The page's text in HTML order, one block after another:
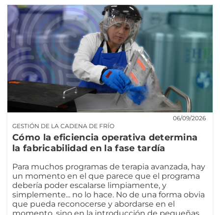
GESTIÓN DE LA CADENA DE FRÍO
06/09/2026
Cómo la eficiencia operativa determina
la fabricabilidad en la fase tardía
Para muchos programas de terapia avanzada, hay
un momento en el que parece que el programa
debería poder escalarse limpiamente, y
simplemente... no lo hace. No de una forma obvia
que pueda reconocerse y abordarse en el